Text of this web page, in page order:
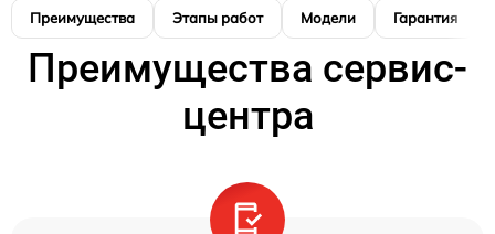
Преимущества Этапы работ Модели Гарантия
Преимущества сервис-
центра